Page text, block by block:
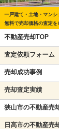
一戸建て・土地・マンシ
無料で売却価格の査定を
不動産売却TOP
査定依頼フォーム
売却成功事例
売却査定実績
狭山市の不動産売
日高市の不動産売